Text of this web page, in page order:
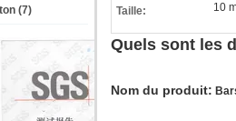
(7) Taille: 10
Quels sont les
Nom du produit: